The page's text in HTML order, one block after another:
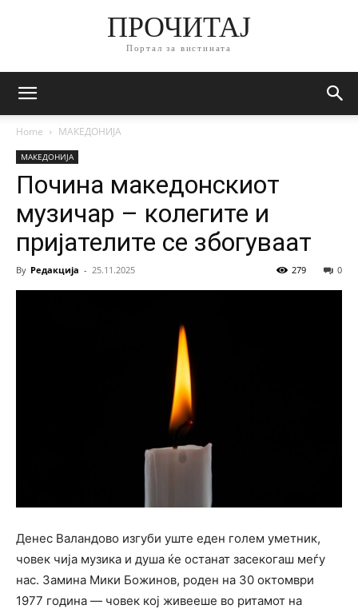
ПРОЧИТАЈ
Портал за вистината
Home МАКЕДОНИЈА
МАКЕДОНИЈА
Почина македонскиот
музичар – колегите и
пријателите се збогуваат
By Редакција - 25.11.2025 0
279
Денес Валандово изгуби уште еден голем уметник,
човек чија музика и душа ќе останат засекогаш меѓу
нас. Замина Мики Божинов, роден на 30 октомври
1977 година — човек кој живееше во ритамот на